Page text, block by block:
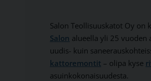
Salon Teollisuuskatot Oy on
Salon alueella yli 25
uudis- kuin
kattoremontit – olipa kyse
asuinkokonaisuudesta.